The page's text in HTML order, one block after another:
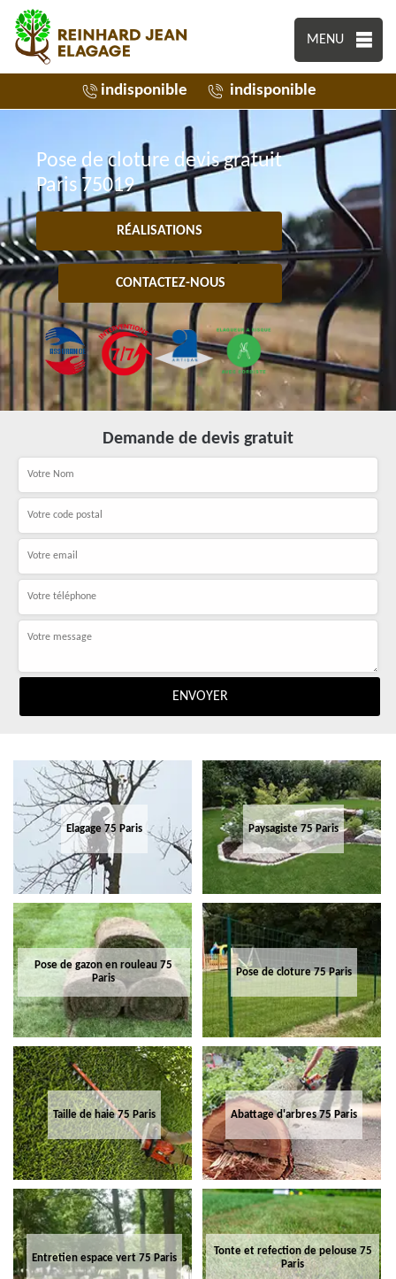
MENU
indisponible indisponible
Pose de cloture devis gratuit
Paris 75019
RÉALISATIONS
CONTACTEZ-NOUS
Demande de devis gratuit
Elagage 75 Paris Paysagiste 75 Paris
Pose de gazon en rouleau 75
Paris
Pose de cloture 75 Paris
Taille de haie 75 Paris Abattage d'arbres 75 Paris
Entretien espace vert 75 Paris
Tonte et refection de pelouse 75
Paris